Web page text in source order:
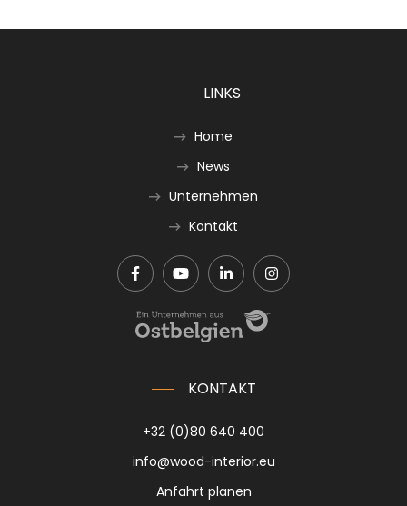
LINKS
Home
News
Unternehmen
Kontakt
KONTAKT
+32 (0)80 640 400
info@wood-interior.eu
Anfahrt planen